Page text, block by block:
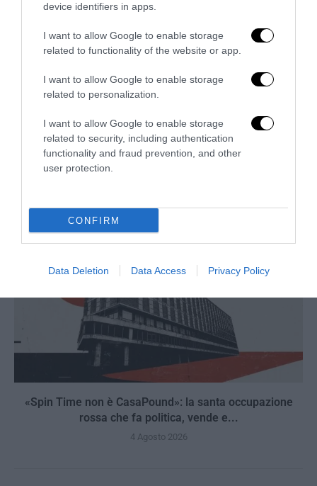
device identifiers in apps.
I want to allow Google to enable storage
related to functionality of the website or app.
I want to allow Google to enable storage
related to personalization.
I want to allow Google to enable storage
related to security, including authentication
functionality and fraud prevention, and other
user protection.
CONFIRM
Data Deletion Data Access Privacy Policy
L’Anpi divora se stessa: la fabbrica delle scomuniche
esplode su Israele
«Spin Time non è CasaPound»: la santa occupazione
rossa che fa politica, vende e...
4 Agosto 2026